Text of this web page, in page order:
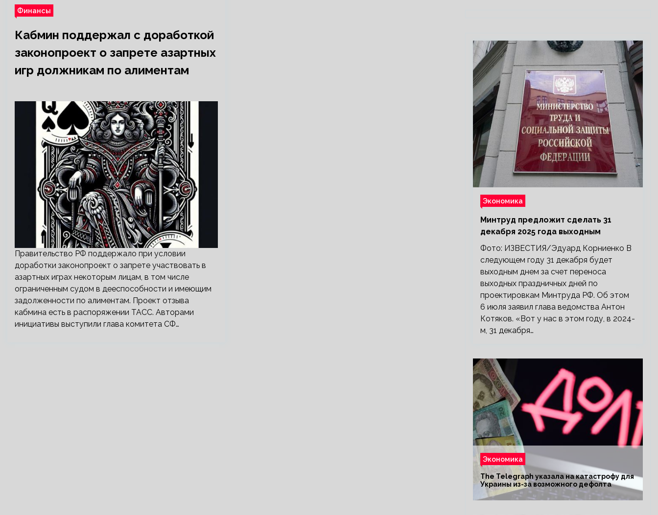
Финансы
Кабмин поддержал с доработкой
законопроект о запрете азартных
игр должникам по алиментам
Правительство РФ поддержало при условии
доработки законопроект о запрете участвовать в
азартных играх некоторым лицам, в том числе
ограниченным судом в дееспособности и имеющим
задолженности по алиментам. Проект отзыва
кабмина есть в распоряжении ТАСС. Авторами
инициативы выступили глава комитета СФ…
Экономика
Минтруд предложит сделать 31
декабря 2025 года выходным
Фото: ИЗВЕСТИЯ/Эдуард Корниенко В
следующем году 31 декабря будет
выходным днем за счет переноса
выходных праздничных дней по
проектировкам Минтруда РФ. Об этом
6 июля заявил глава ведомства Антон
Котяков. «Вот у нас в этом году, в 2024-
м, 31 декабря…
Экономика
The Telegraph указала на катастрофу для
Украины из-за возможного дефолта